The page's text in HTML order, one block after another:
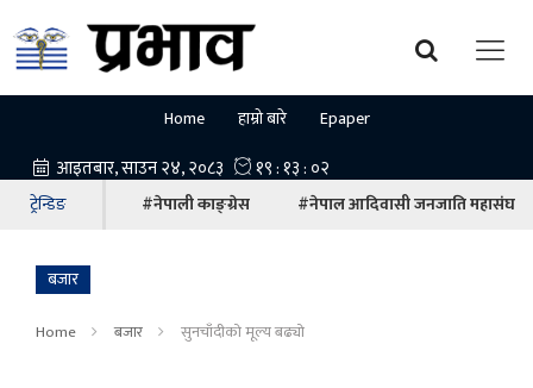
Home हाम्रो बारे Epaper
ट्रेन्डिङ #नेपाली काङ्ग्रेस #नेपाल आदिवासी जनजाति महासंघ
बजार
Home बजार सुनचाँदीको मूल्य बढ्यो